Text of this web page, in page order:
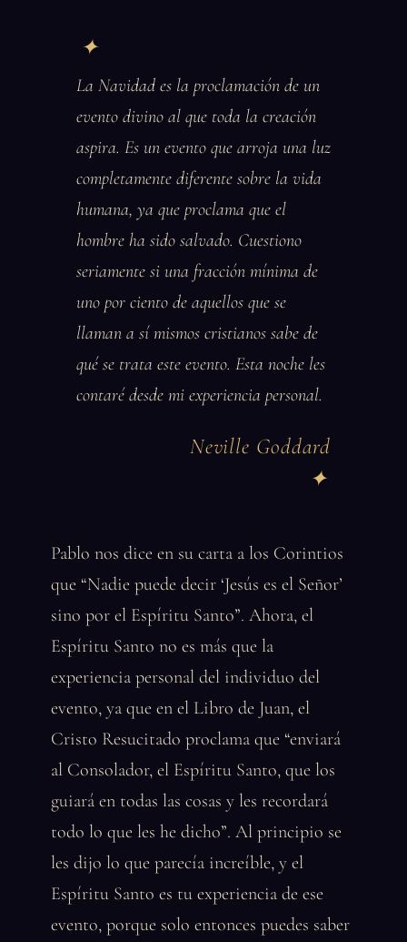
La Navidad es la proclamación de un
evento divino al que toda la creación
aspira. Es un evento que arroja una luz
completamente diferente sobre la vida
humana, ya que proclama que el
hombre ha sido salvado. Cuestiono
seriamente si una fracción mínima de
uno por ciento de aquellos que se
llaman a sí mismos cristianos sabe de
qué se trata este evento. Esta noche les
contaré desde mi experiencia personal.
Neville Goddard
Pablo nos dice en su carta a los Corintios
que “Nadie puede decir ‘Jesús es el Señor’
sino por el Espíritu Santo”. Ahora, el
Espíritu Santo no es más que la
experiencia personal del individuo del
evento, ya que en el Libro de Juan, el
Cristo Resucitado proclama que “enviará
al Consolador, el Espíritu Santo, que los
guiará en todas las cosas y les recordará
todo lo que les he dicho”. Al principio se
les dijo lo que parecía increíble, y el
Espíritu Santo es tu experiencia de ese
evento, porque solo entonces puedes saber